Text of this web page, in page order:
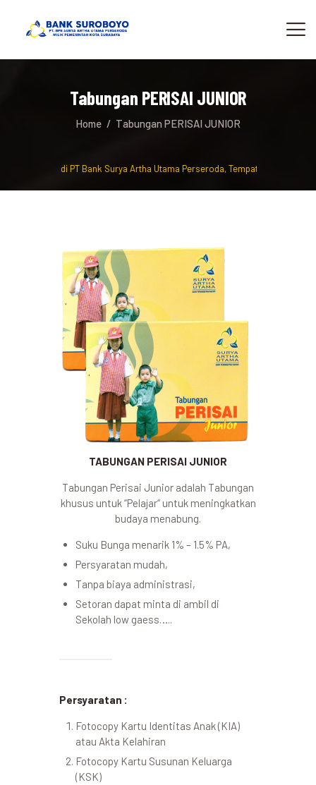
Tabungan PERISAI JUNIOR
Home Tabungan PERISAI JUNIOR
Datang di PT Bank Surya Artha Utama Perseroda, Tempat berinvestasi
TABUNGAN PERISAI JUNIOR
Tabungan Perisai Junior adalah Tabungan
khusus untuk “Pelajar“ untuk meningkatkan
budaya menabung.
Suku Bunga menarik 1% – 1.5% PA,
Persyaratan mudah,
Tanpa biaya administrasi,
Setoran dapat minta di ambil di
Sekolah low gaess…..
Persyaratan :
Fotocopy Kartu Identitas Anak (KIA)
atau Akta Kelahiran
Fotocopy Kartu Susunan Keluarga
(KSK)